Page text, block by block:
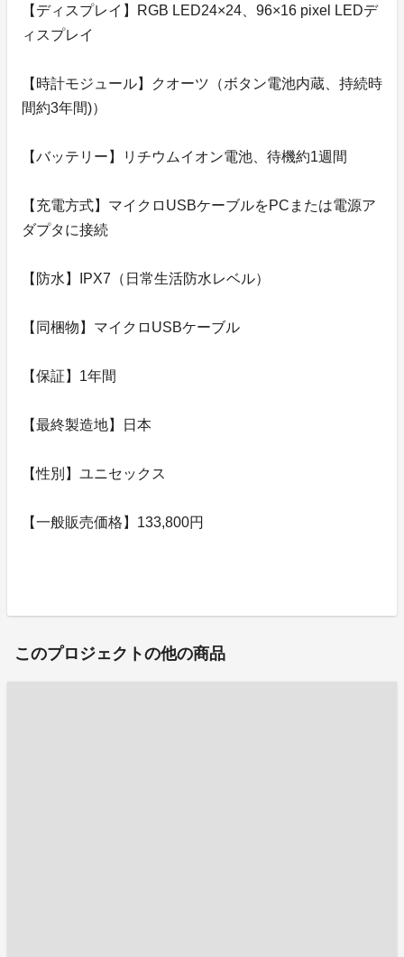
【ディスプレイ】RGB LED24×24、96×16 pixel LEDデ
ィスプレイ
【時計モジュール】クオーツ（ボタン電池内蔵、持続時
間約3年間)）
【バッテリー】リチウムイオン電池、待機約1週間
【充電方式】マイクロUSBケーブルをPCまたは電源ア
ダプタに接続
【防水】IPX7（日常生活防水レベル）
【同梱物】マイクロUSBケーブル
【保証】1年間
【最終製造地】日本
【性別】ユニセックス
【一般販売価格】133,800円
このプロジェクトの他の商品